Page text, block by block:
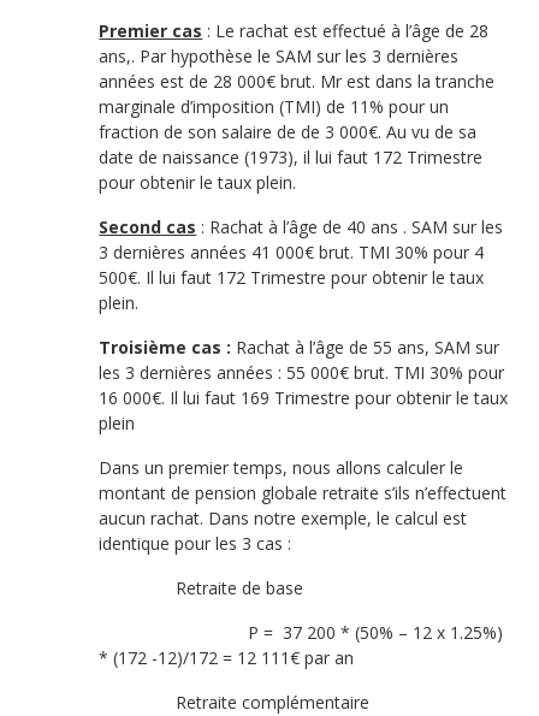
Premier cas : Le rachat est effectué à l’âge de 28
ans,. Par hypothèse le SAM sur les 3 dernières
années est de 28 000€ brut. Mr est dans la tranche
marginale d’imposition (TMI) de 11% pour un
fraction de son salaire de de 3 000€. Au vu de sa
date de naissance (1973), il lui faut 172 Trimestre
pour obtenir le taux plein.
Second cas : Rachat à l’âge de 40 ans . SAM sur les
3 dernières années 41 000€ brut. TMI 30% pour 4
500€. Il lui faut 172 Trimestre pour obtenir le taux
plein.
Troisième cas : Rachat à l’âge de 55 ans, SAM sur
les 3 dernières années : 55 000€ brut. TMI 30% pour
16 000€. Il lui faut 169 Trimestre pour obtenir le taux
plein
Dans un premier temps, nous allons calculer le
montant de pension globale retraite s’ils n’effectuent
aucun rachat. Dans notre exemple, le calcul est
identique pour les 3 cas :
Retraite de base
P = 37 200 * (50% – 12 x 1.25%)
* (172 -12)/172 = 12 111€ par an
Retraite complémentaire